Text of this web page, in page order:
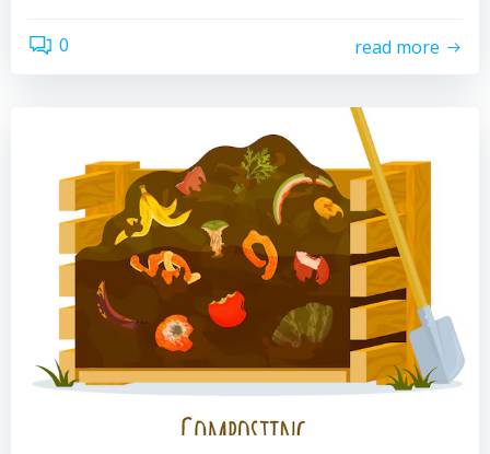
0 read more